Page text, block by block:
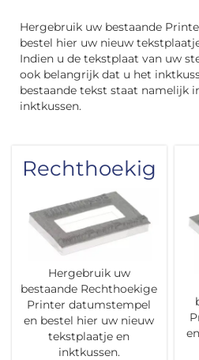
Hergebruik uw bestaande
bestel hier uw nieuw
Indien u de tekstplaat van uw
ook belangrijk dat u het
bestaande tekst staat namelijk
inktkussen.
Rechthoekig
Hergebruik uw
bestaande Rechthoekige
Printer datumstempel
en bestel hier uw nieuw
tekstplaatje en
inktkussen.